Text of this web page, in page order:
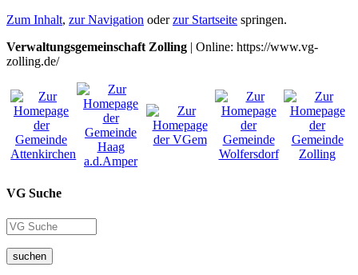
Zum Inhalt, zur Navigation oderzur Startseite springen.
Verwaltungsgemeinschaft Zolling | Online: https://www.vg-
zolling.de/
VG Suche
suchen